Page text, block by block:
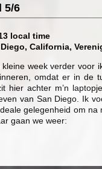
5/6
local time
California,
week verder voor
omdat er in de
hier achter m’n
van San Diego. Ik
gelegenheid om
gaan we weer: